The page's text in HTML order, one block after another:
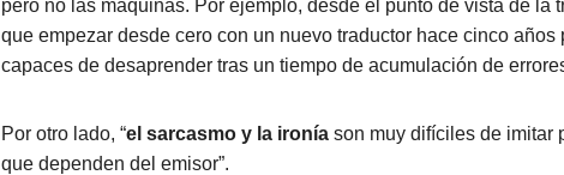
pero no las máquinas. Por ejemplo, desde el punto de vista de la
que empezar desde cero con un nuevo traductor hace cinco
capaces de desaprender tras un tiempo de acumulación de
Por otro lado, “el sarcasmo y la ironía son muy difíciles de imitar
que dependen del emisor”.